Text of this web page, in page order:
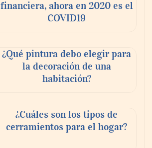
financiera, ahora en 2020 es el
COVID19
¿Qué pintura debo elegir para
la decoración de una
habitación?
¿Cuáles son los tipos de
cerramientos para el hogar?